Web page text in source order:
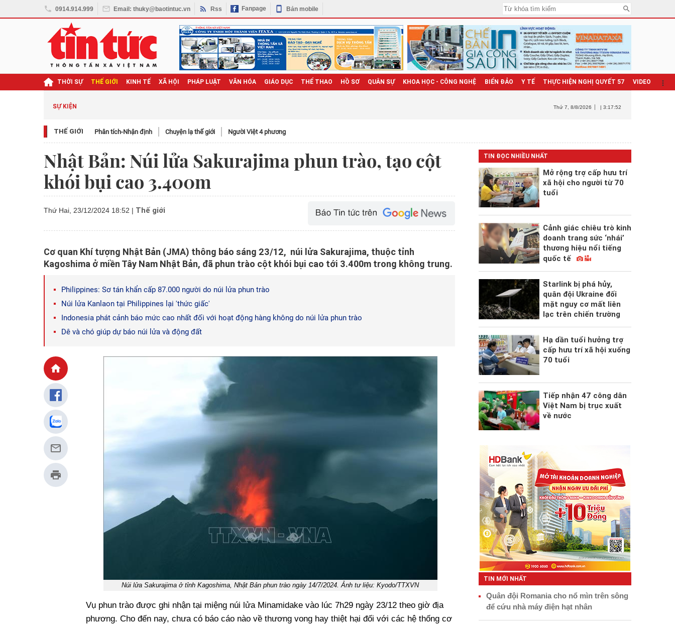
0914.914.999 Email: thuky@baotintuc.vn Rss Fanpage Bản mobile
THỜI SỰ THẾ GIỚI KINH TẾ XÃ HỘI PHÁP LUẬT VĂN HÓA GIÁO DỤC THỂ THAO HỒ SƠ QUÂN SỰ KHOA HỌC - CÔNG NGHỆ BIỂN ĐẢO Y TẾ THỰC HIỆN NGHỊ QUYẾT 57 VIDEO
SỰ KIỆN Thứ 7 , 8/8/2026 | 3:17:53
THẾ GIỚI Phân tích-Nhận định Chuyện lạ thế giới Người Việt 4 phương
Nhật Bản: Núi lửa Sakurajima phun trào, tạo cột
khói bụi cao 3.400m
Thứ Hai, 23/12/2024 18:52 | Thế giới
Cơ quan Khí tượng Nhật Bản (JMA) thông báo sáng 23/12, núi lửa Sakurajima, thuộc tỉnh
Kagoshima ở miền Tây Nam Nhật Bản, đã phun trào cột khói bụi cao tới 3.400m trong không trung.
Philippines: Sơ tán khẩn cấp 87.000 người do núi lửa phun trào
Núi lửa Kanlaon tại Philippines lại 'thức giấc'
Indonesia phát cảnh báo mức cao nhất đối với hoạt động hàng không do núi lửa phun trào
Dê và chó giúp dự báo núi lửa và động đất
Núi lửa Sakurajima ở tỉnh Kagoshima, Nhật Bản phun trào ngày 14/7/2024. Ảnh tư liệu: Kyodo/TTXVN
Vụ phun trào được ghi nhận tại miệng núi lửa Minamidake vào lúc 7h29 ngày 23/12 theo giờ địa
phương. Cho đến nay, chưa có báo cáo nào về thương vong hay thiệt hại đối với các hệ thống cơ
TIN ĐỌC NHIỀU NHẤT
Mở rộng trợ cấp hưu trí
xã hội cho người từ 70
tuổi
Cảnh giác chiêu trò kinh
doanh trang sức ‘nhái’
thương hiệu nổi tiếng
quốc tế
Starlink bị phá hủy,
quân đội Ukraine đối
mặt nguy cơ mất liên
lạc trên chiến trường
Hạ dần tuổi hưởng trợ
cấp hưu trí xã hội xuống
70 tuổi
Tiếp nhận 47 công dân
Việt Nam bị trục xuất
về nước
TIN MỚI NHẤT
Quân đội Romania cho nổ mìn trên sông
để cứu nhà máy điện hạt nhân